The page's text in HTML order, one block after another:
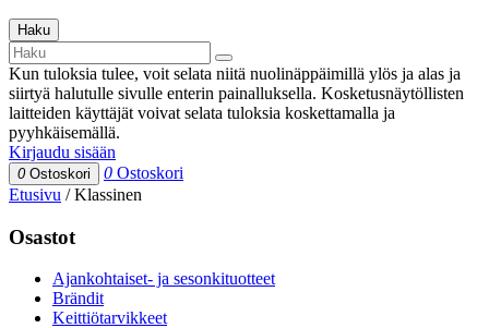
Haku
Kun tuloksia tulee, voit selata niitä nuolinäppäimillä ylös ja alas ja
siirtyä halutulle sivulle enterin painalluksella. Kosketusnäytöllisten
laitteiden käyttäjät voivat selata tuloksia koskettamalla ja
pyyhkäisemällä.
Kirjaudu sisään
0 Ostoskori 0 Ostoskori
Etusivu /Klassinen
Osastot
Ajankohtaiset- ja sesonkituotteet
Brändit
Keittiötarvikkeet